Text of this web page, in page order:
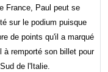
France, Paul peut se
sur le podium puisque
de points qu'il a marqué
à remporté son billet pour
de l'Italie.